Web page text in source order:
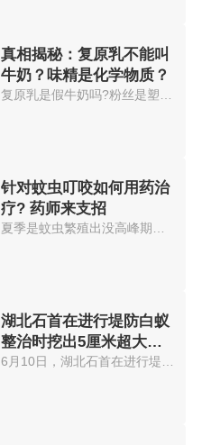
真相揭秘：复原乳不能叫
牛奶？味精是化学物质？
针对蚊虫叮咬如何用药治
疗? 药师来支招
湖北石首在进行堤防白蚁
整治时挖出5厘米超大蚁
后